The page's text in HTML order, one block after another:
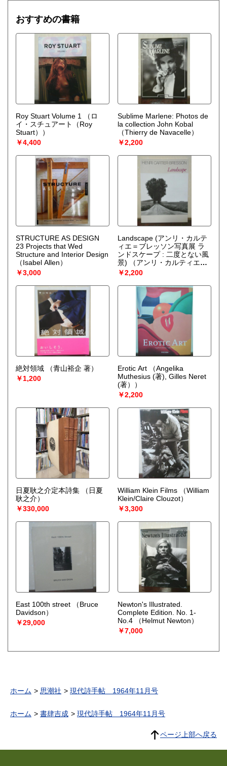
おすすめの書籍
Roy Stuart Volume 1
（ロ
イ・スチュアート（Roy
Stuart））
￥4,400
Sublime Marlene: Photos de
la collection John Kobal
（Thierry de Navacelle）
￥2,200
STRUCTURE AS DESIGN
23 Projects that Wed
Structure and Interior Design
（Isabel Allen）
￥3,000
Landscape (アンリ・カルテ
ィエ＝ブレッソン写真展 ラ
ンドスケープ : 二度とない風
景)
（アンリ・カルティエ＝
ブレッソン Henri Cartier-
Bresson）
￥2,200
絶対領域
（青山裕企 著）
￥1,200
Erotic Art
（Angelika
Muthesius (著), Gilles Neret
(著））
￥2,200
日夏耿之介定本詩集
（日夏
耿之介）
￥330,000
William Klein Films
（William
Klein/Claire Clouzot）
￥3,300
East 100th street
（Bruce
Davidson）
￥29,000
Newton's Illustrated.
Complete Edition. No. 1-
No.4
（Helmut Newton）
￥7,000
ホーム 思潮社 現代詩手帖 1964年11月号
ホーム 書肆吉成 現代詩手帖 1964年11月号
ページ上部へ戻る